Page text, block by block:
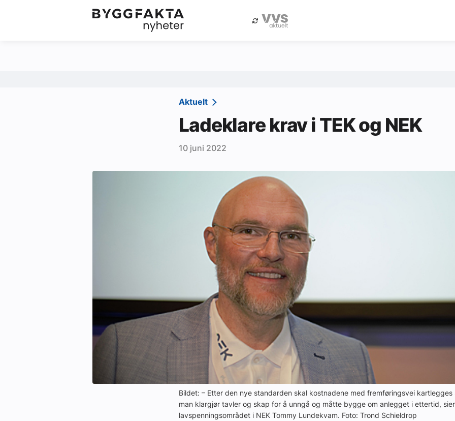
Jobbmarkedet Annonsere i Byggfakta Nyheter
Kontakt oss
Bransjekommentar
Nyheter
Aktuelle prosjekter
Aktuelt
Ladeklare krav i TEK og NEK
10 juni 2022
Bildet: – Etter den nye standarden skal kostnadene med fremføringsvei kartlegges
man klargjør tavler og skap for å unngå og måtte bygge om anlegget i ettertid,
lavspenningsområdet i NEK Tommy Lundekvam. Foto: Trond Schieldrop